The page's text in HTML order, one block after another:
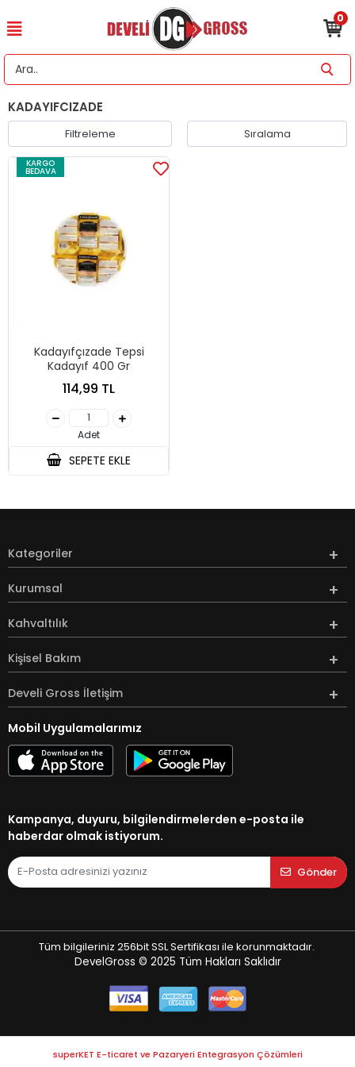
0
KADAYIFCIZADE
Filtreleme Sıralama
KARGO
BEDAVA
Kadayıfçızade Tepsi
Kadayıf 400 Gr
114,99 TL
Adet
SEPETE EKLE
Kategoriler
Kurumsal
Kahvaltılık
Kişisel Bakım
Develi Gross İletişim
Mobil Uygulamalarımız
Kampanya, duyuru, bilgilendirmelerden e-posta ile
haberdar olmak istiyorum.
Gönder
Tüm bilgileriniz 256bit SSL Sertifikası ile korunmaktadır.
DevelGross © 2025 Tüm Hakları Saklıdır
superKET E-ticaret ve Pazaryeri Entegrasyon Çözümleri